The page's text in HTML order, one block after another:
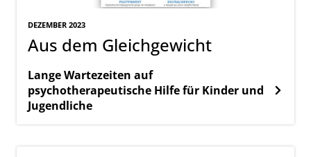
DEZEMBER 2023
Aus dem Gleichgewicht
Lange Wartezeiten auf
psychotherapeutische Hilfe für Kinder und
Jugendliche